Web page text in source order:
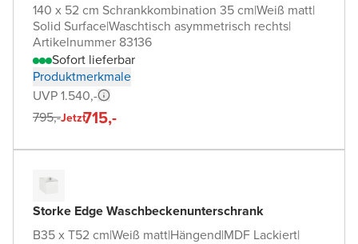
140 x 52 cm Schrankkombination 35 cm|Weiß matt|
Solid Surface|Waschtisch asymmetrisch rechts|
Artikelnummer 83136
Sofort lieferbar
Produktmerkmale
UVP 1.540,-
795,-Jetzt715,-
Storke Edge Waschbeckenunterschrank
B35 x T52 cm|Weiß matt|Hängend|MDF Lackiert|